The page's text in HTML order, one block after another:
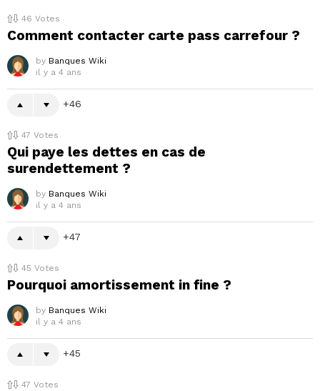
46 Votes
Comment contacter carte pass carrefour ?
by Banques Wiki
il y a 4 ans
46
47 Votes
Qui paye les dettes en cas de
surendettement ?
by Banques Wiki
il y a 4 ans
47
45 Votes
Pourquoi amortissement in fine ?
by Banques Wiki
il y a 4 ans
45
47 Votes